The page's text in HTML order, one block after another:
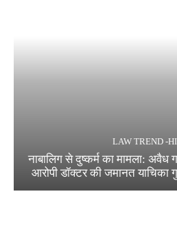
LAW TREND -
नाबालिग से दुष्कर्म का मामला: अवैध
आरोपी डॉक्टर की जमानत याचिका